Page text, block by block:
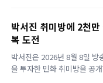
위한 현장 점검에 나선다.
박서진 취미방에 2천
복 도전
박서진은 2026년 8월 8일
을 투자한 민화 취미방을 공
며 1만6500원으로 하루 식